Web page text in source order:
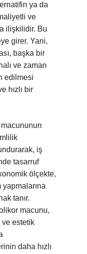
ya da
ve
ilişkilidir. Bu
girer. Yani,
başka bir
ve zaman
edilmesi
hızlı bir
iş
tasarruf
ölçekte,
tanır.
macunu,
estetik
daha hızlı